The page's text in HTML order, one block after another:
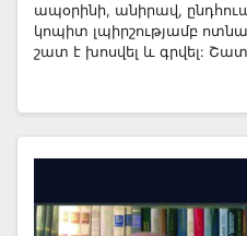
ապօրինի, անիրավ,
կոպիտ լպիրշությամբ
շատ է խոսվել և գրվել: